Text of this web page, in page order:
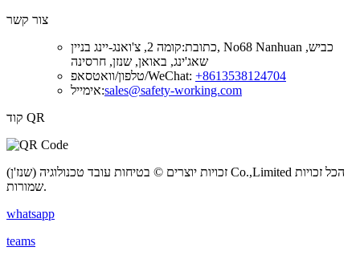
צור קשר
כתובת:
קומה 2, צ'ואנג-יינג בניין, No68 Nanhuan כביש,
שאג'ינג, באואן, שנזן, חרסינה
טלפון/וואטסאפ/WeChat: +8613538124704
אימייל:sales@safety-working.com
קוד QR
זכויות יוצרים © בטיחות עובד טכנולוגיה (שנז'ן) Co.,Limited הכל זכויות
שמורות.
whatsapp
teams